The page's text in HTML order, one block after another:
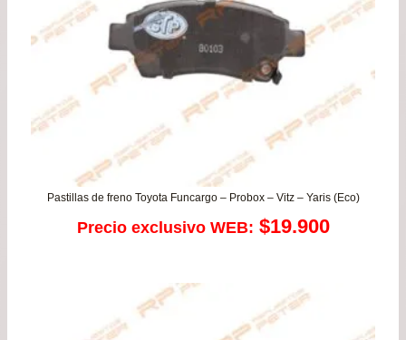
Pastillas de freno Toyota Funcargo – Probox – Vitz – Yaris (Eco)
Precio exclusivo WEB: $19.900